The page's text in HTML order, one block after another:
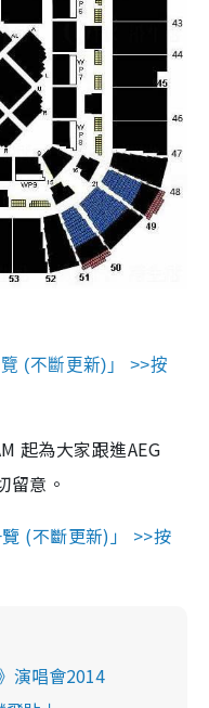
(不斷更新)」 >>按
起為大家跟進AEG
意。
(不斷更新)」 >>按
演唱會2014